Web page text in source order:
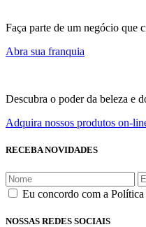
Faça parte de um negócio que
Abra sua franquia
Descubra o poder da beleza e
Adquira nossos produtos on-
RECEBA NOVIDADES
Eu concordo com a
NOSSAS REDES SOCIAIS